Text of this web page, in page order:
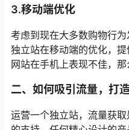
3.移动端优化
考虑到现在大多数购物行
独立站在移动端的优化，
网站在手机上表现不佳，那
二、如何吸引流量，打
运营一个独立站，流量获